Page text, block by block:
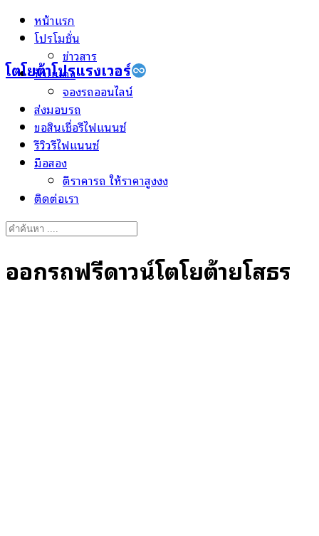
Skip
โตโยต้าโปรแรงเวอร์
หน้าแรก
โปรโมชั่น
ข่าวสาร
ป้ายแดง
จองรถออนไลน์
ส่งมอบรถ
ขอสินเชื่อรีไฟแนนซ์
รีวิวรีไฟแนนซ์
มือสอง
ตีราคารถ ให้ราคาสูงงง
ติดต่อเรา
Search
ออกรถฟรีดาวน์โตโยต้ายโสธร